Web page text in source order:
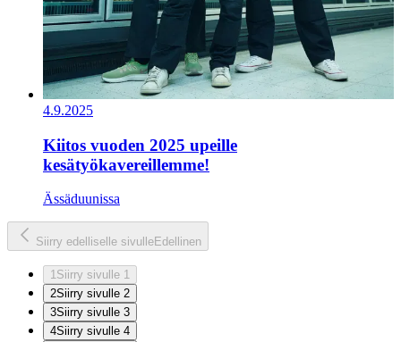
4.9.2025
Kiitos vuoden 2025 upeille
kesätyökavereillemme!
Ässäduunissa
Siirry edelliselle sivulleEdellinen
1Siirry sivulle 1
2Siirry sivulle 2
3Siirry sivulle 3
4Siirry sivulle 4